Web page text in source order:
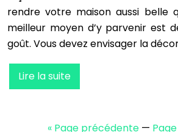
rendre votre maison aussi belle
meilleur moyen d’y parvenir est
goût. Vous devez envisager la
Lire la suite
« Page précédente—